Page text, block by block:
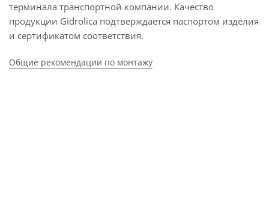
терминала транспортной компании. Качество
продукции Gidrolica подтверждается паспортом изделия
и сертификатом соответствия.
Общие рекомендации по монтажу